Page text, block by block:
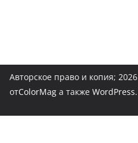
Авторское право и копия; 2026
отColorMag а также WordPress.